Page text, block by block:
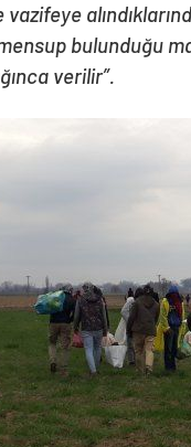
bulunduğu
verilir”.